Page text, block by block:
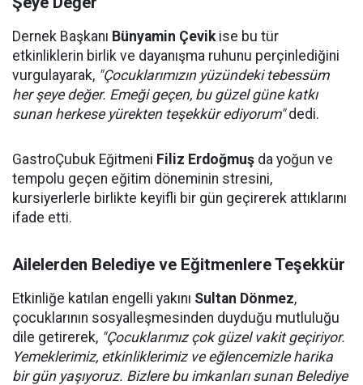
Dernek Başkanı Bünyamin Çevikise bu tür
etkinliklerin birlik ve dayanışma ruhunu perçinlediğini
vurgulayarak, "Çocuklarımızın yüzündeki tebessüm
her şeye değer. Emeği geçen, bu güzel güne katkı
sunan herkese yürekten teşekkür ediyorum"dedi.
GastroÇubuk Eğitmeni Filiz Erdoğmuş da yoğun ve
tempolu geçen eğitim döneminin stresini,
kursiyerlerle birlikte keyifli bir gün geçirerek attıklarını
ifade etti.
Ailelerden Belediye ve Eğitmenlere Teşekkür
Etkinliğe katılan engelli yakını Sultan Dönmez,
çocuklarının sosyalleşmesinden duyduğu mutluluğu
dile getirerek, "Çocuklarımız çok güzel vakit geçiriyor.
Yemeklerimiz, etkinliklerimiz ve eğlencemizle harika
bir gün yaşıyoruz. Bizlere bu imkanları sunan Belediye